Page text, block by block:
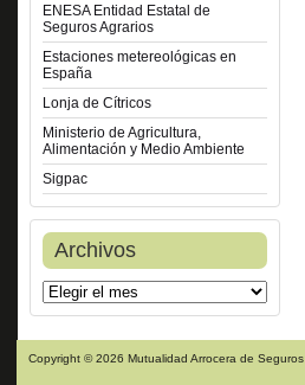
ENESA Entidad Estatal de
Seguros Agrarios
Estaciones metereológicas en
España
Lonja de Cítricos
Ministerio de Agricultura,
Alimentación y Medio Ambiente
Sigpac
Archivos
Copyright © 2026 Mutualidad Arrocera de Seguros